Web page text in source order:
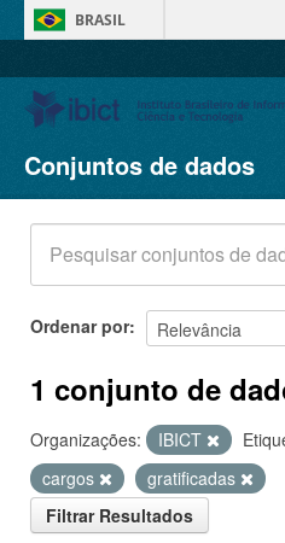
BRASIL
Conjuntos de dados
Organizações
Grupos
Sobre
Conjuntos de dados
Ordenar por
1 conjunto de
Organizações: IBICT
cargos
gratificadas
Filtrar Resultados